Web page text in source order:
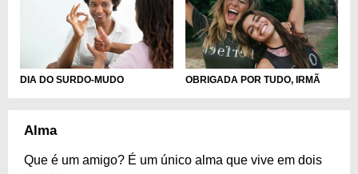
DIA DO SURDO-MUDO OBRIGADA POR TUDO, IRMÃ
Alma
Que é um amigo? É um único alma que vive em dois